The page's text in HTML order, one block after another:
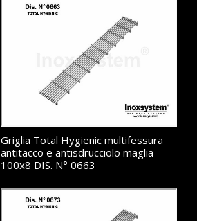
Griglia Total Hygienic multifessura
antitacco e antisdrucciolo maglia
100x8 DIS. N° 0663